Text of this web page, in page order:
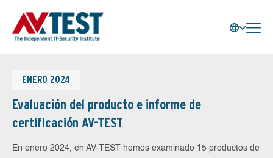
ENERO 2024
Evaluación del producto e informe de
certificación AV-TEST
En enero 2024, en AV-TEST hemos examinado 15 productos de